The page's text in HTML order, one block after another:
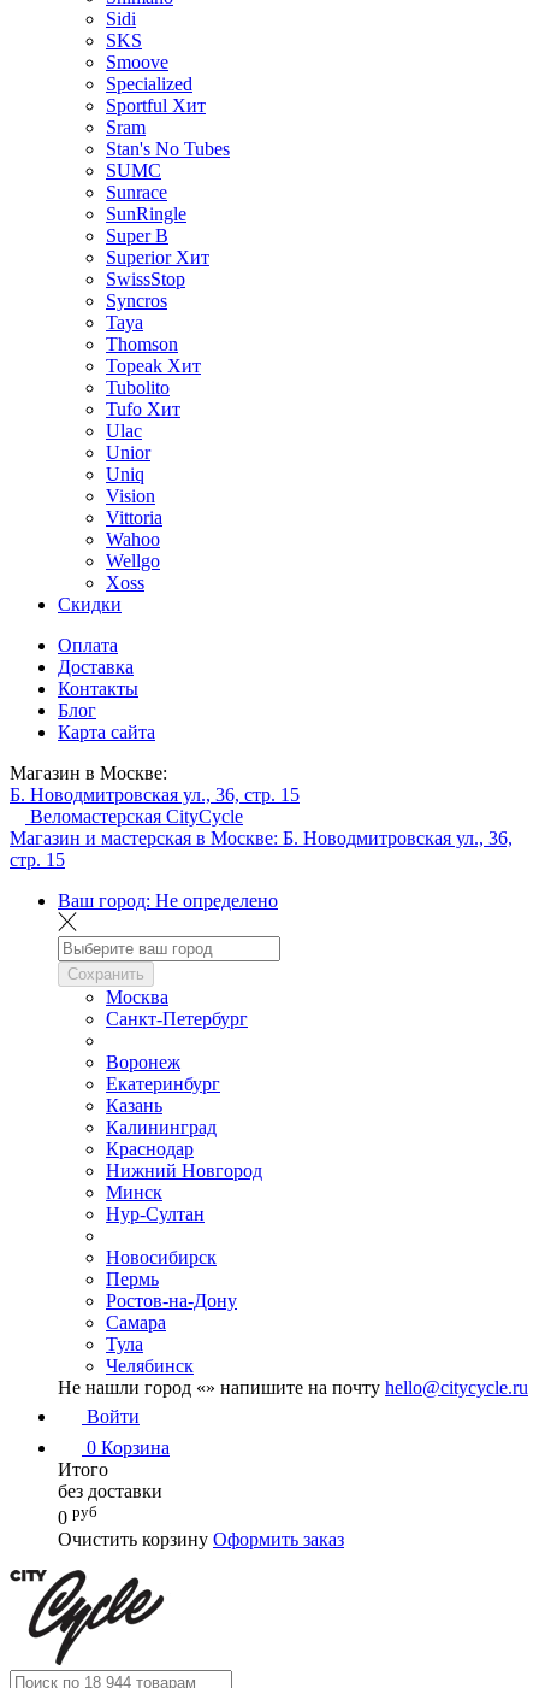
Sidi
SKS
Smoove
Specialized
Sportful Хит
Sram
Stan's No Tubes
SUMC
Sunrace
SunRingle
Super B
Superior Хит
SwissStop
Syncros
Taya
Thomson
Topeak Хит
Tubolito
Tufo Хит
Ulac
Unior
Uniq
Vision
Vittoria
Wahoo
Wellgo
Xoss
Скидки
Оплата
Доставка
Контакты
Блог
Карта сайта
Магазин в Москве:
Б. Новодмитровская ул., 36, стр. 15
Веломастерская CityCycle
Магазин и мастерская в Москве: Б. Новодмитровская ул., 36,
стр. 15
Ваш город: Не определено
Сохранить
Москва
Санкт-Петербург
Воронеж
Екатеринбург
Казань
Калининград
Краснодар
Нижний Новгород
Минск
Нур-Султан
Новосибирск
Пермь
Ростов-на-Дону
Самара
Тула
Челябинск
Не нашли город «» напишите на почту hello@citycycle.ru
Войти
0 Корзина
Итого
без доставки
0 руб
Очистить корзину Оформить заказ